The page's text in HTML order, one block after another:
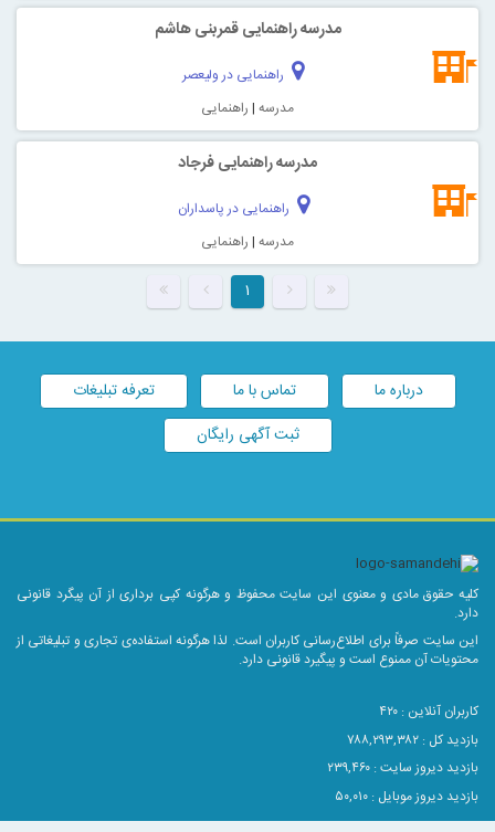
مدرسه راهنمایی قمربنی هاشم
راهنمایی در ولیعصر
مدرسه | راهنمایی
مدرسه راهنمایی فرجاد
راهنمایی در پاسداران
مدرسه | راهنمایی
۱
درباره ما تماس با ما
تعرفه تبلیغات
ثبت آگهی رایگان
کلیه حقوق مادی و معنوی این سایت محفوظ و هرگونه کپی برداری از آن پیگرد قانونی
دارد.
این سایت صرفاً برای اطلاع‌رسانی کاربران است. لذا هرگونه استفاده‌ی تجاری و تبلیغاتی از
محتویات آن ممنوع است و پیگیرد قانونی دارد.
کاربران آنلاین : ۴۲۰
بازدید کل : ۷۸۸,۲۹۳,۳۸۲
بازدید دیروز سایت : ۲۳۹,۴۶۰
بازدید دیروز موبایل : ۵۰,۰۱۰